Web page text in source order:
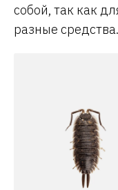
собой, так как
разные средства.